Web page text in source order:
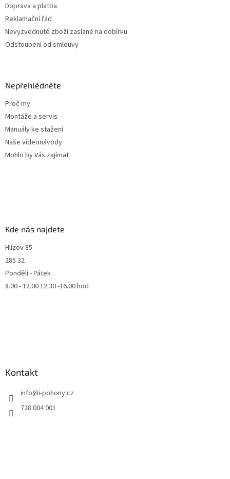
p
i
Doprava a platba
Reklamační řád
Nevyzvednuté zboží zaslané na dobírku
Odstoupení od smlouvy
Nepřehlédněte
Proč my
Montáže a servis
Manuály ke stažení
Naše videonávody
Mohlo by Vás zajímat
Kde nás najdete
Hlízov 85
285 32
Pondělí - Pátek
8.00 - 12.00 12.30 -16.00 hod
Kontakt
info@i-pohony.cz
728 004 001